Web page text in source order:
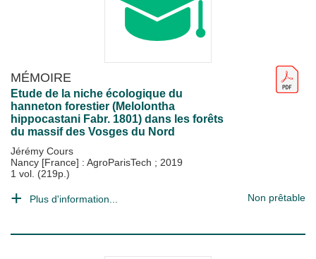
MÉMOIRE
Etude de la niche écologique du
hanneton forestier (Melolontha
hippocastani Fabr. 1801) dans les forêts
du massif des Vosges du Nord
Jérémy Cours
Nancy [France] : AgroParisTech ; 2019
1 vol. (219p.)
Plus d'information... Non prêtable